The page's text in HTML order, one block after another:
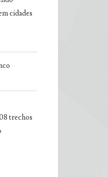
cidades
trechos